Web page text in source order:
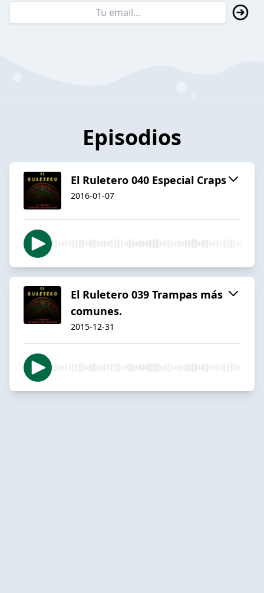
Episodios
El Ruletero 040 Especial Craps
2016-01-07
El Ruletero 039 Trampas más
comunes.
2015-12-31